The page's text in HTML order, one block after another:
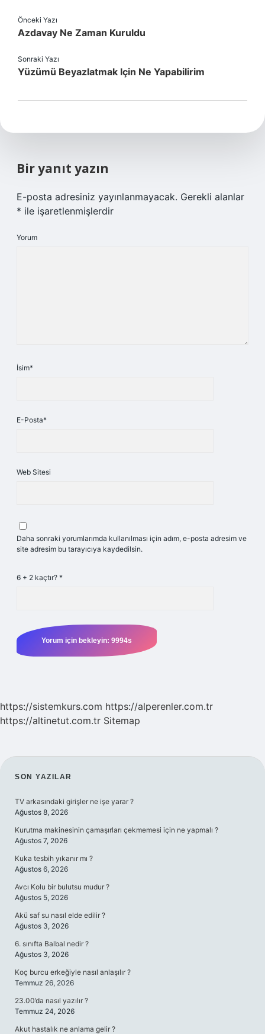
Önceki Yazı
Azdavay Ne Zaman Kuruldu
Sonraki Yazı
Yüzümü Beyazlatmak Için Ne Yapabilirim
Bir yanıt yazın
E-posta adresiniz yayınlanmayacak. Gerekli alanlar
* ile işaretlenmişlerdir
Yorum
İsim*
E-Posta*
Web Sitesi
Daha sonraki yorumlarımda kullanılması için adım, e-posta adresim ve
site adresim bu tarayıcıya kaydedilsin.
6 + 2 kaçtır? *
https://sistemkurs.com https://alperenler.com.tr
https://altinetut.com.tr Sitemap
SIDEBAR
SON YAZILAR
TV arkasındaki girişler ne işe yarar ?
Ağustos 8, 2026
Kurutma makinesinin çamaşırları çekmemesi için ne yapmalı ?
Ağustos 7, 2026
Kuka tesbih yıkanır mı ?
Ağustos 6, 2026
Avcı Kolu bir bulutsu mudur ?
Ağustos 5, 2026
Akü saf su nasıl elde edilir ?
Ağustos 3, 2026
6. sınıfta Balbal nedir ?
Ağustos 3, 2026
Koç burcu erkeğiyle nasıl anlaşılır ?
Temmuz 26, 2026
23.00’da nasıl yazılır ?
Temmuz 24, 2026
Akut hastalık ne anlama gelir ?